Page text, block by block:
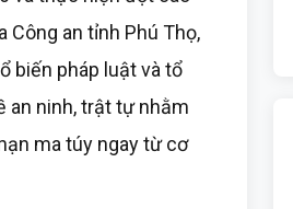
an tỉnh Phú Thọ,
biến pháp luật và tổ
an ninh, trật tự nhằm
ma túy ngay từ cơ